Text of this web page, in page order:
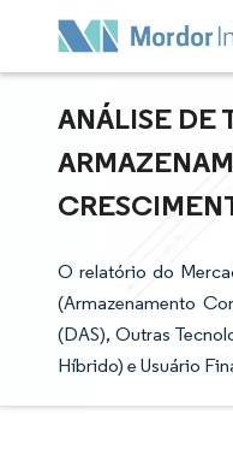
ANÁLISE DE
O relatório do
(Armazenamento
(DAS), Outras
Híbrido) e Usuário